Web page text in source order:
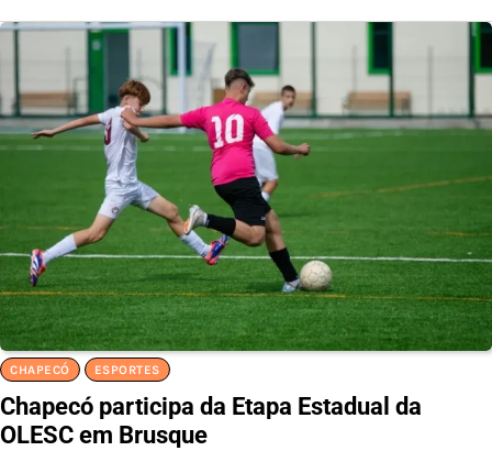
CHAPECÓ ESPORTES
Chapecó participa da Etapa Estadual da
OLESC em Brusque